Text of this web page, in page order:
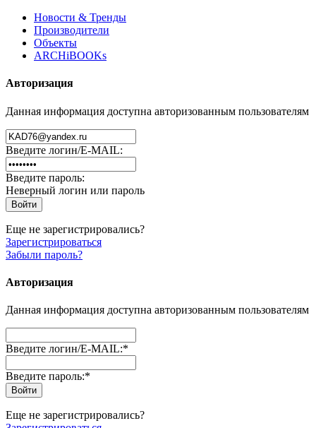
Новости & Тренды
Производители
Объекты
ARCHiBOOKs
Авторизация
Данная информация доступна авторизованным пользователям
Введите логин/E-MAIL:
Введите пароль:
Неверный логин или пароль
Еще не зарегистрировались?
Зарегистрироваться
Забыли пароль?
Авторизация
Данная информация доступна авторизованным пользователям
Введите логин/E-MAIL:*
Введите пароль:*
Еще не зарегистрировались?